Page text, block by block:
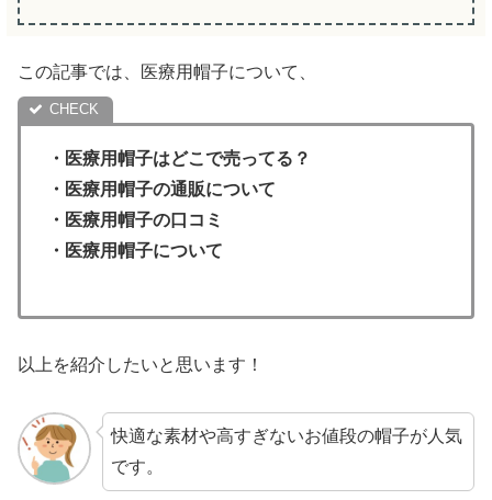
この記事では、医療用帽子について、
・ 医療用帽子はどこで売ってる？
・医療用帽子の通販について
・ 医療用帽子の口コミ
・医療用帽子について
以上を紹介したいと思います！
快適な素材や高すぎないお値段の帽子が人気
です。